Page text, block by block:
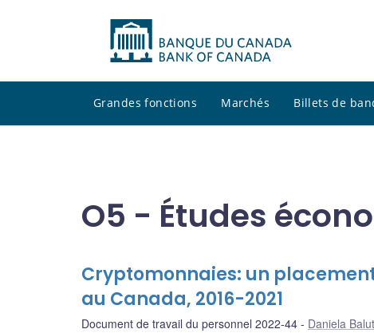
Grandes fonctions Marchés Billets de
O5 - Études
Cryptomonnaies: un
au Canada, 2016-2021
Document de travail du personnel 2022-44 Daniela